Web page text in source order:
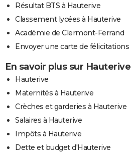
Résultat BTS à Hauterive
Classement lycées à Hauterive
Académie de Clermont-Ferrand
Envoyer une carte de félicitations
En savoir plus sur Hauterive
Hauterive
Maternités à Hauterive
Crèches et garderies à Hauterive
Salaires à Hauterive
Impôts à Hauterive
Dette et budget d'Hauterive